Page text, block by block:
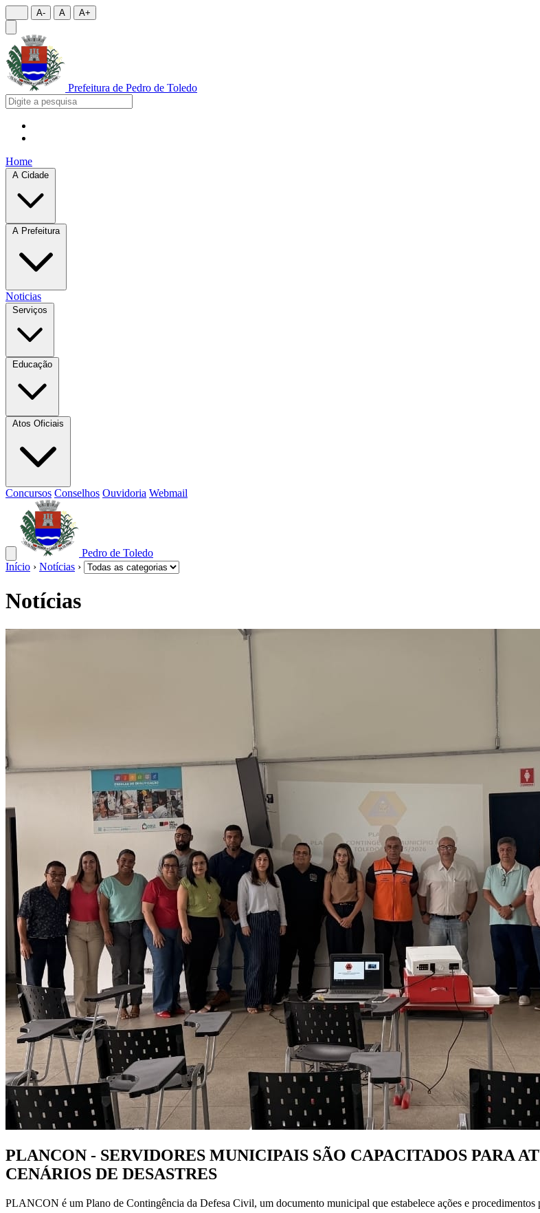
A- A A+
Prefeitura de Pedro de Toledo
Home
A Cidade
A Prefeitura
Noticias
Serviços
Educação
Atos Oficiais
Concursos Conselhos Ouvidoria Webmail
Pedro de Toledo
Início › Notícias ›
Notícias
PLANCON - SERVIDORES MUNICIPAIS SÃO CAPACITADOS PARA
CENÁRIOS DE DESASTRES
PLANCON é um Plano de Contingência da Defesa Civil, um documento municipal que estabelece ações e procedimentos